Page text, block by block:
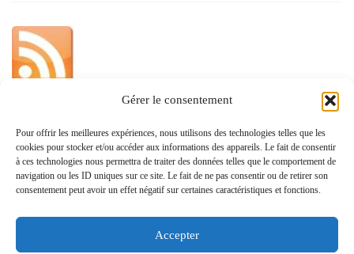
Gérer le consentement
Pour offrir les meilleures expériences, nous utilisons des technologies telles que les
cookies pour stocker et/ou accéder aux informations des appareils. Le fait de consentir
à ces technologies nous permettra de traiter des données telles que le comportement de
navigation ou les ID uniques sur ce site. Le fait de ne pas consentir ou de retirer son
consentement peut avoir un effet négatif sur certaines caractéristiques et fonctions.
Accepter
»
Politique de confidentialité